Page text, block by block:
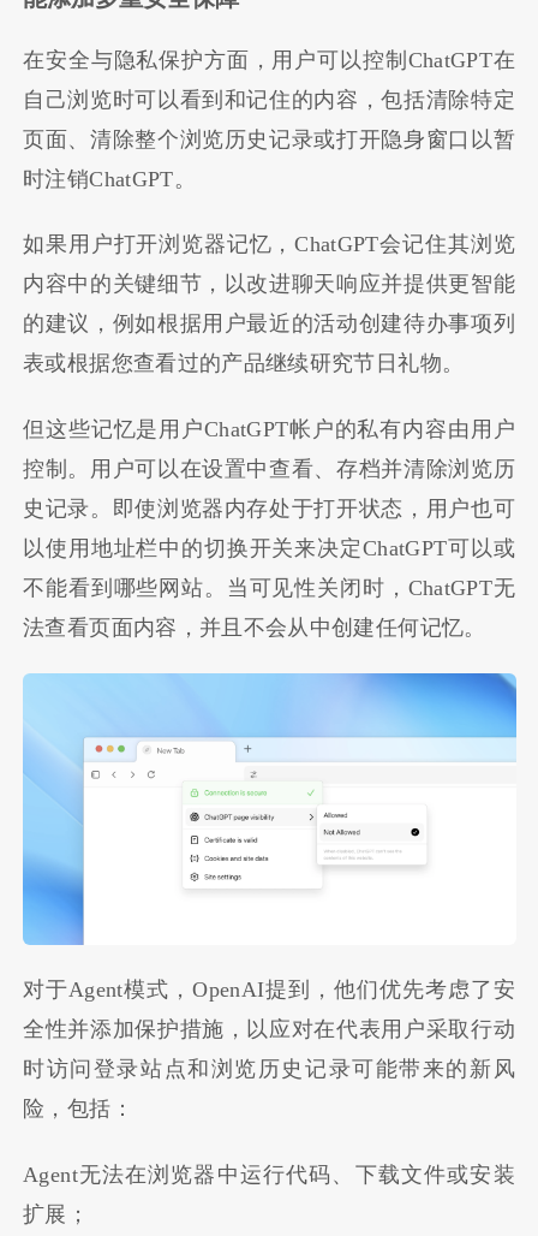
在安全与隐私保护方面，用户可以控制ChatGPT在
自己浏览时可以看到和记住的内容，包括清除特定
页面、清除整个浏览历史记录或打开隐身窗口以暂
时注销ChatGPT。
如果用户打开浏览器记忆，ChatGPT会记住其浏览
内容中的关键细节，以改进聊天响应并提供更智能
的建议，例如根据用户最近的活动创建待办事项列
表或根据您查看过的产品继续研究节日礼物。
但这些记忆是用户ChatGPT帐户的私有内容由用户
控制。用户可以在设置中查看、存档并清除浏览历
史记录。即使浏览器内存处于打开状态，用户也可
以使用地址栏中的切换开关来决定ChatGPT可以或
不能看到哪些网站。当可见性关闭时，ChatGPT无
法查看页面内容，并且不会从中创建任何记忆。
对于Agent模式，OpenAI提到，他们优先考虑了安
全性并添加保护措施，以应对在代表用户采取行动
时访问登录站点和浏览历史记录可能带来的新风
险，包括：
Agent无法在浏览器中运行代码、下载文件或安装
扩展；